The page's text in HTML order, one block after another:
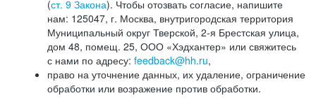
(ст. 9 Закона). Чтобы отозвать согласие, напишите
нам: 125047, г. Москва, внутригородская территория
Муниципальный округ Тверской, 2-я Брестская улица,
дом 48, помещ. 25, ООО «Хэдхантер» или свяжитесь
с нами по адресу: feedback@hh.ru,
право на уточнение данных, их удаление, ограничение
обработки или возражение против обработки.